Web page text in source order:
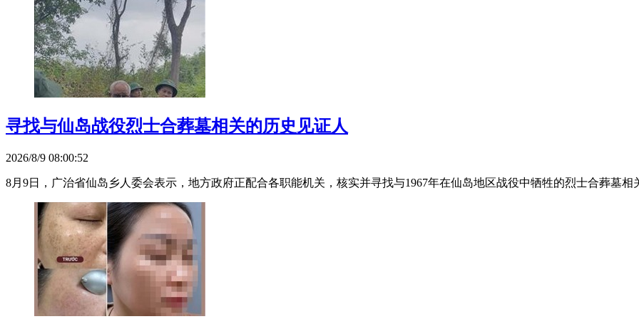
寻找与仙岛战役烈士合葬墓相关的历史见证人
2026/8/9 08:00:52
8月9日，广治省仙岛乡人委会表示，地方政府正配合各职能机关，核实并寻找与1967年在仙岛地区战役中牺牲的烈士合葬墓相